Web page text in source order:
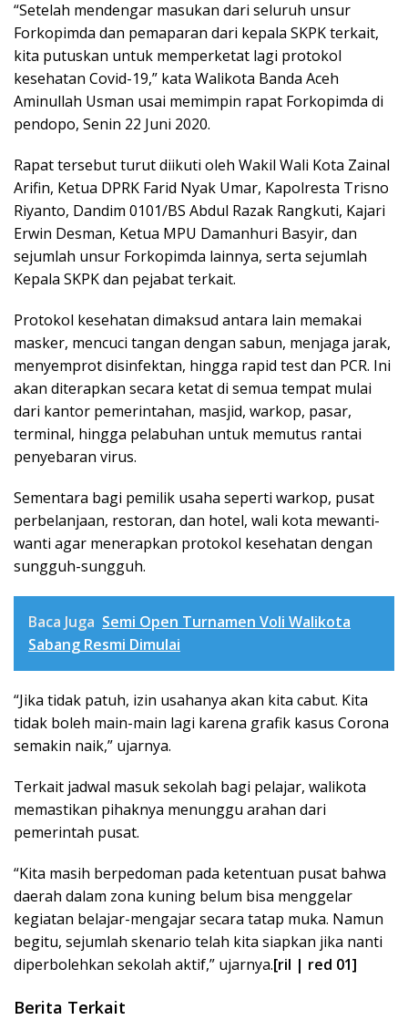
“Setelah mendengar masukan dari seluruh unsur
Forkopimda dan pemaparan dari kepala SKPK terkait,
kita putuskan untuk memperketat lagi protokol
kesehatan Covid-19,” kata Walikota Banda Aceh
Aminullah Usman usai memimpin rapat Forkopimda di
pendopo, Senin 22 Juni 2020.
Rapat tersebut turut diikuti oleh Wakil Wali Kota Zainal
Arifin, Ketua DPRK Farid Nyak Umar, Kapolresta Trisno
Riyanto, Dandim 0101/BS Abdul Razak Rangkuti, Kajari
Erwin Desman, Ketua MPU Damanhuri Basyir, dan
sejumlah unsur Forkopimda lainnya, serta sejumlah
Kepala SKPK dan pejabat terkait.
Protokol kesehatan dimaksud antara lain memakai
masker, mencuci tangan dengan sabun, menjaga jarak,
menyemprot disinfektan, hingga rapid test dan PCR. Ini
akan diterapkan secara ketat di semua tempat mulai
dari kantor pemerintahan, masjid, warkop, pasar,
terminal, hingga pelabuhan untuk memutus rantai
penyebaran virus.
Sementara bagi pemilik usaha seperti warkop, pusat
perbelanjaan, restoran, dan hotel, wali kota mewanti-
wanti agar menerapkan protokol kesehatan dengan
sungguh-sungguh.
Baca Juga Semi Open Turnamen Voli Walikota
Sabang Resmi Dimulai
“Jika tidak patuh, izin usahanya akan kita cabut. Kita
tidak boleh main-main lagi karena grafik kasus Corona
semakin naik,” ujarnya.
Terkait jadwal masuk sekolah bagi pelajar, walikota
memastikan pihaknya menunggu arahan dari
pemerintah pusat.
“Kita masih berpedoman pada ketentuan pusat bahwa
daerah dalam zona kuning belum bisa menggelar
kegiatan belajar-mengajar secara tatap muka. Namun
begitu, sejumlah skenario telah kita siapkan jika nanti
diperbolehkan sekolah aktif,” ujarnya.[ril | red 01]
Berita Terkait